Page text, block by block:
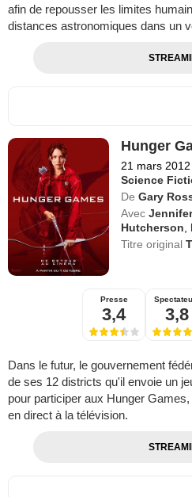
afin de repousser les limites
distances astronomiques dans un
Hunger
21 mars 2012
Science
De Gary
Avec
Hutcherson
Titre original
Presse
3,4 3,8
Dans le futur, le gouvernement
de ses 12 districts qu'il envoie un
pour participer aux Hunger
en direct à la télévision.